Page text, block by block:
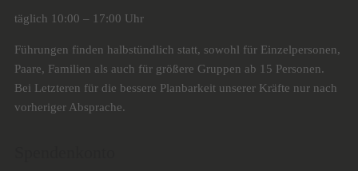
täglich 10:00 – 17:00 Uhr
Führungen finden halbstündlich statt, sowohl für Einzelpersonen,
Paare, Familien als auch für größere Gruppen ab 15 Personen.
Bei Letzteren für die bessere Planbarkeit unserer Kräfte nur nach
vorheriger Absprache.